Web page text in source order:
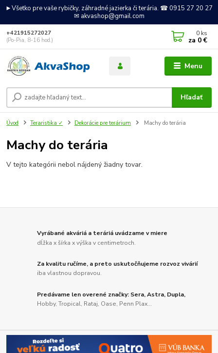
►Všetko pre vaše rybičky, záhradné jazierka či terária. ☎ 0915 27 20 27
✉ akvashop@gmail.com
Menu
Hľadať
+421915272027
(Po-Pia, 8-16 hod.)
0 ks
za 0 €
Úvod Teraristika ✓ Dekorácie pre terárium Machy do terária
Machy do terária
V tejto kategórii nebol nájdený žiadny tovar.
Vyrábané akváriá a teráriá uvádzame v miere
dĺžka x šírka x výška v centimetroch.
Za kvalitu ručíme, a preto uskutočňujeme rozvoz vivárií
iba vlastnou dopravou.
Predávame len overené značky: Sera, Astra, Dupla,
Hobby, Tropical, Rataj, Oase, Penn Plax...